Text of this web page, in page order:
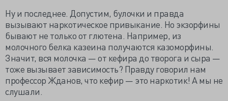
Ну и последнее. Допустим, булочки и правда
вызывают наркотическое привыкание. Но экзорфины
бывают не только от глютена. Например, из
молочного белка казеина получаются казоморфины.
Значит, вся молочка — от кефира до творога и сыра —
тоже вызывает зависимость? Правду говорил нам
профессор Жданов, что кефир — это наркотик! А мы не
слушали.